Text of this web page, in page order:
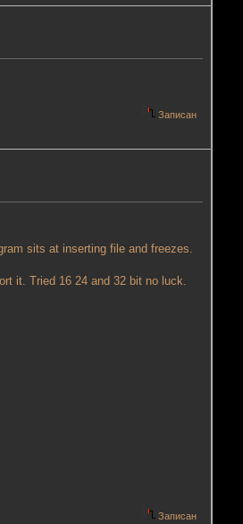
Записан
sits at inserting file and freezes.
it. Tried 16 24 and 32 bit no luck.
Записан